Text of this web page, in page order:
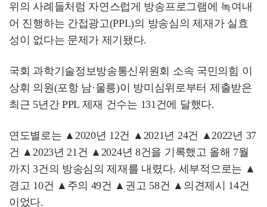
위의 사례들처럼 자연스럽게 방송프로그램에 녹여내
어 진행하는 간접광고(PPL)의 방송심의 제재가 실효
성이 없다는 문제가 제기됐다.
국회 과학기술정보방송통신위원회 소속 국민의힘 이
상휘 의원(포항 남·울릉)이 방미심위로부터 제출받은
최근 5년간 PPL 제재 건수는 131건에 달했다.
연도별로는 ▲2020년 12건 ▲2021년 24건 ▲2022년 37
건 ▲2023년 21건 ▲2024년 8건을 기록했고 올해 7월
까지 3건의 방송심의 제재를 내렸다. 세부적으로는 ▲
경고 10건 ▲주의 49건 ▲권고 58건 ▲의견제시 14건
이었다.